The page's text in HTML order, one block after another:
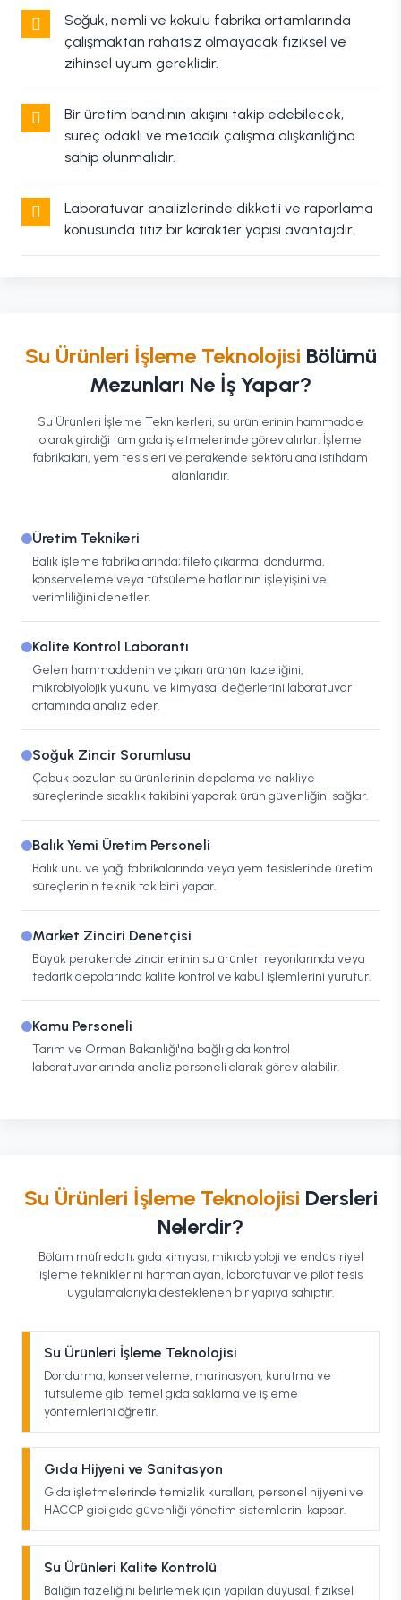
Soğuk, nemli ve kokulu fabrika ortamlarında
çalışmaktan rahatsız olmayacak fiziksel ve
zihinsel uyum gereklidir.
Bir üretim bandının akışını takip edebilecek,
süreç odaklı ve metodik çalışma alışkanlığına
sahip olunmalıdır.
Laboratuvar analizlerinde dikkatli ve raporlama
konusunda titiz bir karakter yapısı avantajdır.
Su Ürünleri İşleme Teknolojisi Bölümü
Mezunları Ne İş Yapar?
Su Ürünleri İşleme Teknikerleri, su ürünlerinin hammadde
olarak girdiği tüm gıda işletmelerinde görev alırlar. İşleme
fabrikaları, yem tesisleri ve perakende sektörü ana istihdam
alanlarıdır.
Üretim Teknikeri
Balık işleme fabrikalarında; fileto çıkarma, dondurma,
konserveleme veya tütsüleme hatlarının işleyişini ve
verimliliğini denetler.
Kalite Kontrol Laborantı
Gelen hammaddenin ve çıkan ürünün tazeliğini,
mikrobiyolojik yükünü ve kimyasal değerlerini laboratuvar
ortamında analiz eder.
Soğuk Zincir Sorumlusu
Çabuk bozulan su ürünlerinin depolama ve nakliye
süreçlerinde sıcaklık takibini yaparak ürün güvenliğini sağlar.
Balık Yemi Üretim Personeli
Balık unu ve yağı fabrikalarında veya yem tesislerinde üretim
süreçlerinin teknik takibini yapar.
Market Zinciri Denetçisi
Büyük perakende zincirlerinin su ürünleri reyonlarında veya
tedarik depolarında kalite kontrol ve kabul işlemlerini yürütür.
Kamu Personeli
Tarım ve Orman Bakanlığı'na bağlı gıda kontrol
laboratuvarlarında analiz personeli olarak görev alabilir.
Su Ürünleri İşleme Teknolojisi Dersleri
Nelerdir?
Bölüm müfredatı; gıda kimyası, mikrobiyoloji ve endüstriyel
işleme tekniklerini harmanlayan, laboratuvar ve pilot tesis
uygulamalarıyla desteklenen bir yapıya sahiptir.
Su Ürünleri İşleme Teknolojisi
Dondurma, konserveleme, marinasyon, kurutma ve
tütsüleme gibi temel gıda saklama ve işleme
yöntemlerini öğretir.
Gıda Hijyeni ve Sanitasyon
Gıda işletmelerinde temizlik kuralları, personel hijyeni ve
HACCP gibi gıda güvenliği yönetim sistemlerini kapsar.
Su Ürünleri Kalite Kontrolü
Balığın tazeliğini belirlemek için yapılan duyusal, fiziksel